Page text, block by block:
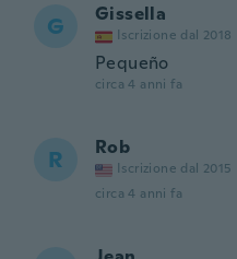
G Gissella
Iscrizione dal 2018
Pequeño
circa 4 anni fa
R Rob
Iscrizione dal 2015
circa 4 anni fa